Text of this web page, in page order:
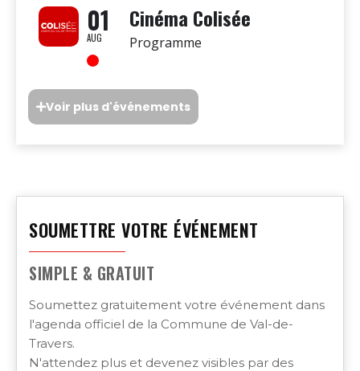
01
AUG
Cinéma Colisée
Programme
Voir plus d'événements
SOUMETTRE VOTRE ÉVÉNEMENT
SIMPLE & GRATUIT
Soumettez gratuitement votre événement dans
l'agenda officiel de la Commune de Val-de-
Travers.
N'attendez plus et devenez visibles par des